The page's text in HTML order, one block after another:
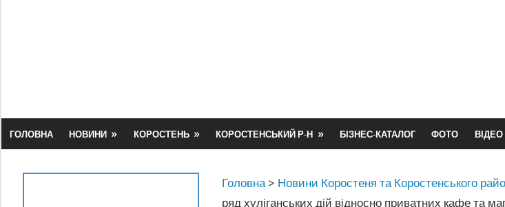
ГОЛОВНА НОВИНИ КОРОСТЕНЬ КОРОСТЕНСЬКИЙ Р-Н БІЗНЕС-КАТАЛОГ ФОТО ВІДЕО
Головна > Новини Коростеня та Коростенського
ряд хуліганських дій відносно приватних кафе та